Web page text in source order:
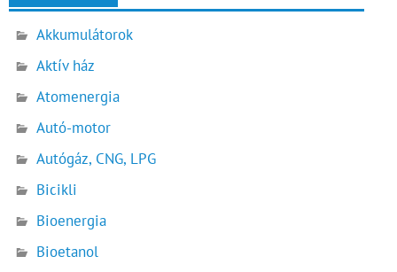
Akkumulátorok
Aktív ház
Atomenergia
Autó-motor
Autógáz, CNG, LPG
Bicikli
Bioenergia
Bioetanol